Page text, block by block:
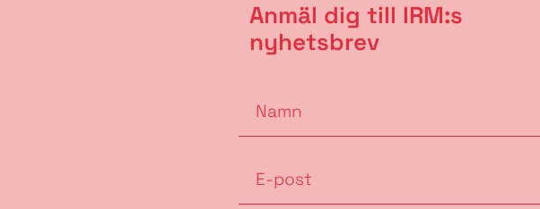
Anmäl dig till IRM:s
nyhetsbrev